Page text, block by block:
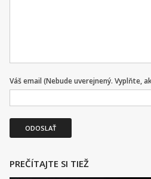
Váš email (Nebude uverejnený. Vyplňte,
ODOSLAŤ
PREČÍTAJTE SI TIEŽ